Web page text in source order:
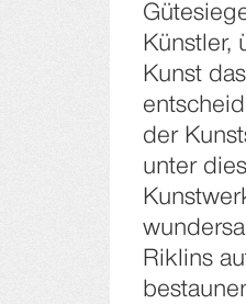
Künstler,
Kunst
der
unter
Riklins